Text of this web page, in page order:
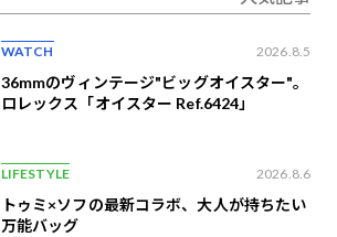
WATCH 2026.8.5
36mmのヴィンテージ"ビッグオイスター"。
ロレックス「オイスター Ref.6424」
LIFESTYLE 2026.8.6
トゥミ×ソフの最新コラボ、大人が持ちたい
万能バッグ